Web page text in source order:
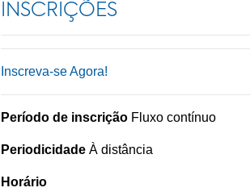
INSCRIÇÕES
Inscreva-se Agora!
Período de inscrição Fluxo contínuo
Periodicidade À distância
Horário